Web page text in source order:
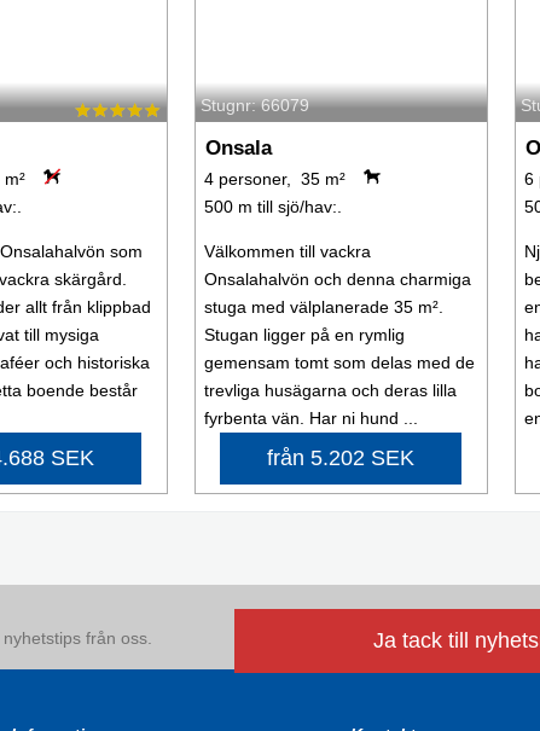
som
skärgård.
allt från klippbad
till mysiga
och historiska
boende består
SEK
Stugnr: 66079
Onsala
4 personer, 35 m²
500 m till sjö/hav:.
Välkommen till vackra
Onsalahalvön och denna charmiga
stuga med välplanerade 35 m².
Stugan ligger på en rymlig
gemensam tomt som delas med de
trevliga husägarna och deras lilla
fyrbenta vän. Har ni hund ...
från 5.202 SEK
6
från oss. Ja tack till